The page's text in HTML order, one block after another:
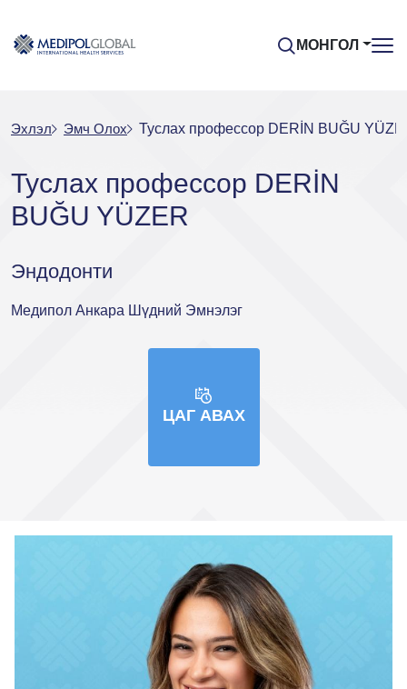
МОНГОЛ
Эхлэл Эмч Oлох Туслах профессор DERİN BUĞU
Туслах профессор DERİN
BUĞU YÜZER
Эндодонти
Медипол Анкара Шүдний Эмнэлэг
ЦАГ АВАХ